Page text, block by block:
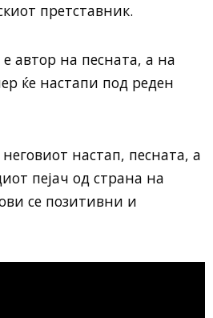
претставник.
автор на песната, а на
ќе настапи под реден
настап, песната, а
пејач од страна на
се позитивни и